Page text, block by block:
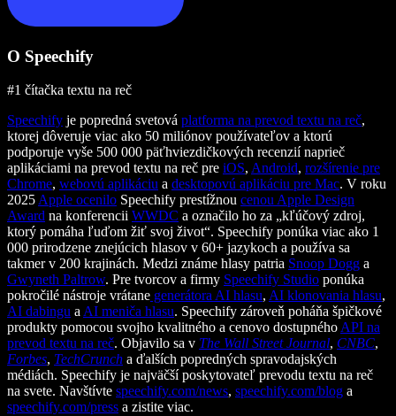
O Speechify
#1 čítačka textu na reč
Speechify je popredná svetová platforma na prevod textu na reč,
ktorej dôveruje viac ako 50 miliónov používateľov a ktorú
podporuje vyše 500 000 päťhviezdičkových recenzií naprieč
aplikáciami na prevod textu na reč pre iOS, Android, rozšírenie pre
Chrome, webovú aplikáciu a desktopovú aplikáciu pre Mac. V roku
2025 Apple ocenilo Speechify prestížnou cenou Apple Design
Award na konferencii WWDC a označilo ho za „kľúčový zdroj,
ktorý pomáha ľuďom žiť svoj život“. Speechify ponúka viac ako 1
000 prirodzene znejúcich hlasov v 60+ jazykoch a používa sa
takmer v 200 krajinách. Medzi známe hlasy patria Snoop Dogg a
Gwyneth Paltrow. Pre tvorcov a firmy Speechify Studio ponúka
pokročilé nástroje vrátane generátora AI hlasu, AI klonovania hlasu,
AI dabingu a AI meniča hlasu. Speechify zároveň poháňa špičkové
produkty pomocou svojho kvalitného a cenovo dostupného API na
prevod textu na reč. Objavilo sa v The Wall Street Journal, CNBC,
Forbes, TechCrunch a ďalších popredných spravodajských
médiách. Speechify je najväčší poskytovateľ prevodu textu na reč
na svete. Navštívte speechify.com/news, speechify.com/blog a
speechify.com/press a zistite viac.